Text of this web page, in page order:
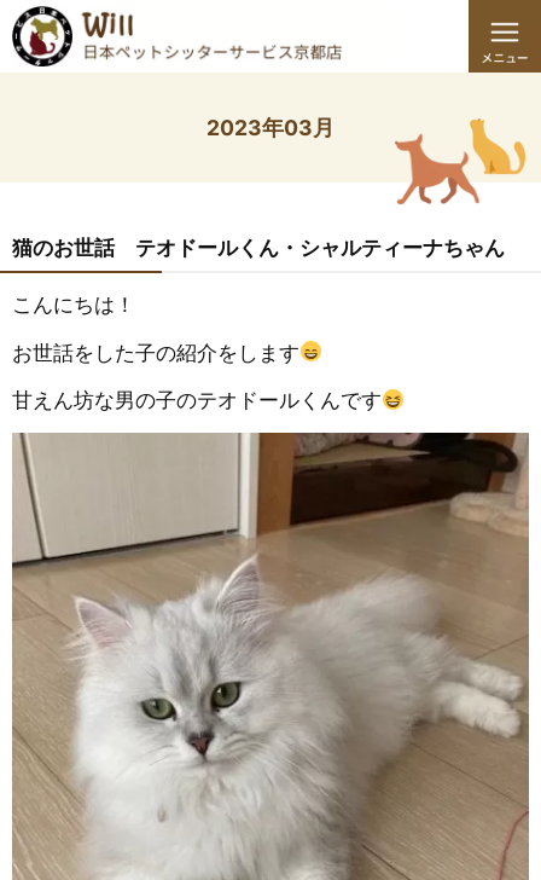
2023年03月
猫のお世話 テオドールくん・シャルティーナちゃん
こんにちは！
お世話をした子の紹介をします
甘えん坊な男の子のテオドールくんです